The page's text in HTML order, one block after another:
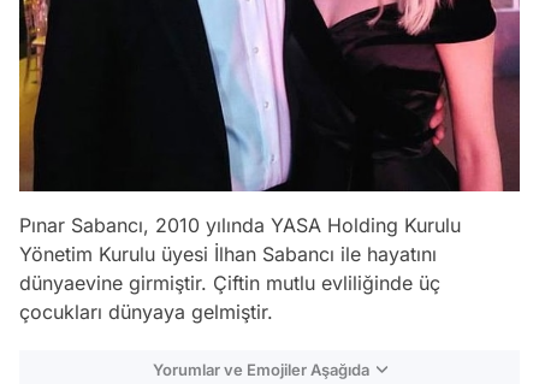
Pınar Sabancı, 2010 yılında YASA Holding Kurulu
Yönetim Kurulu üyesi İlhan Sabancı ile hayatını
dünyaevine girmiştir. Çiftin mutlu evliliğinde üç
çocukları dünyaya gelmiştir.
Yorumlar ve Emojiler Aşağıda